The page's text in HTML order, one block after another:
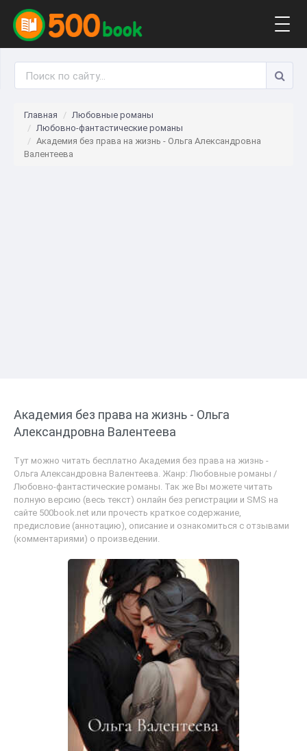
Главная
Любовные романы
Любовно-фантастические романы
Академия без права на жизнь - Ольга Александровна
Валентеева
Академия без права на жизнь - Ольга
Александровна Валентеева
Тут можно читать бесплатно Академия без права на жизнь -
Ольга Александровна Валентеева. Жанр: Любовные романы /
Любовно-фантастические романы. Так же Вы можете читать
полную версию (весь текст) онлайн без регистрации и SMS на
сайте 500book.net или прочесть краткое содержание,
предисловие (аннотацию), описание и ознакомиться с отзывами
(комментариями) о произведении.